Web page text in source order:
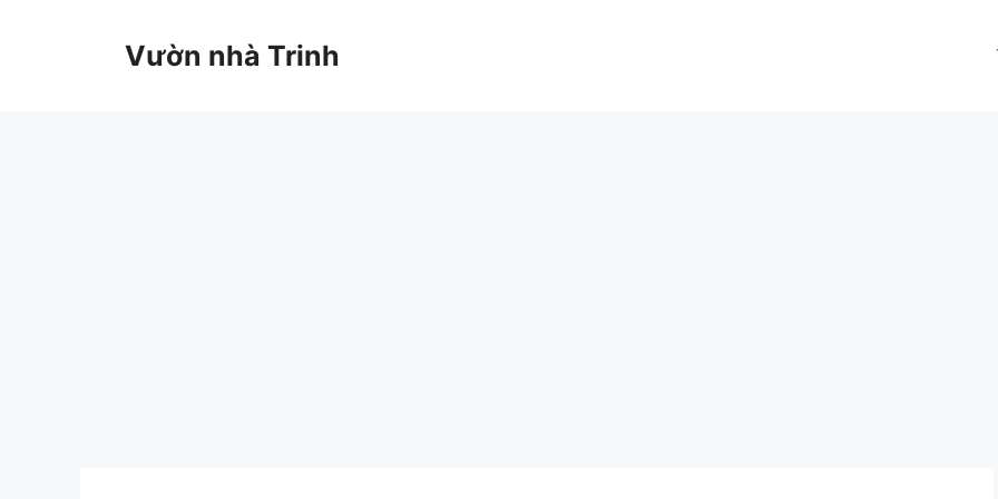
Vườn nhà Trinh